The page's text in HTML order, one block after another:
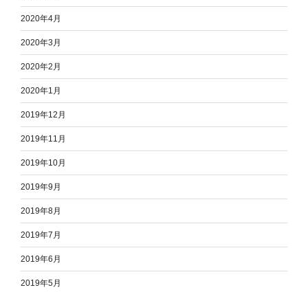
2020年4月
2020年3月
2020年2月
2020年1月
2019年12月
2019年11月
2019年10月
2019年9月
2019年8月
2019年7月
2019年6月
2019年5月